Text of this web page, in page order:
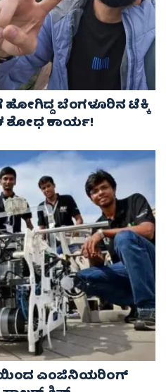
ಹೋಗಿದ್ದ ಬೆಂಗಳೂರಿನ ಟೆಕ್ಕಿ
ಶೋಧ ಕಾರ್ಯ!
ಎಂಜಿನಿಯರಿಂಗ್